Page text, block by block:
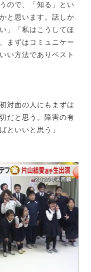
ので、「知る」とい
と思います。話しか
」「私はこうしてほ
まずはコミュニケー
い方法でありベスト
対面の人にもまずは
だと思う。障害の有
といいと思う」